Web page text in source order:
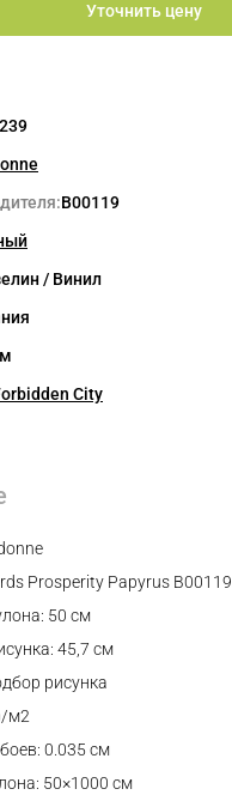
Уточнить цену
B00119
/ Винил
City
Prosperity Papyrus B00119
50 см
45,7 см
рисунка
м2
0.035 см
50×1000 см